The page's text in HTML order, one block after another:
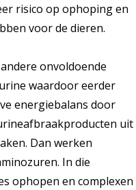
risico op ophoping en
voor de dieren.
onvoldoende
waardoor eerder
energiebalans door
uit
Dan werken
In die
ophopen en complexen